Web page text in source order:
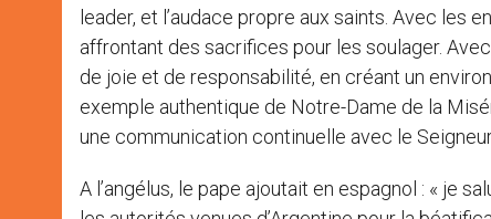
leader, et l’audace propre aux saints. Avec les
affrontant des sacrifices pour les soulager.
de joie et de responsabilité, en créant un
exemple authentique de Notre-Dame de la
une communication continuelle avec le Seigneur
A l’angélus, le pape ajoutait en espagnol : « je